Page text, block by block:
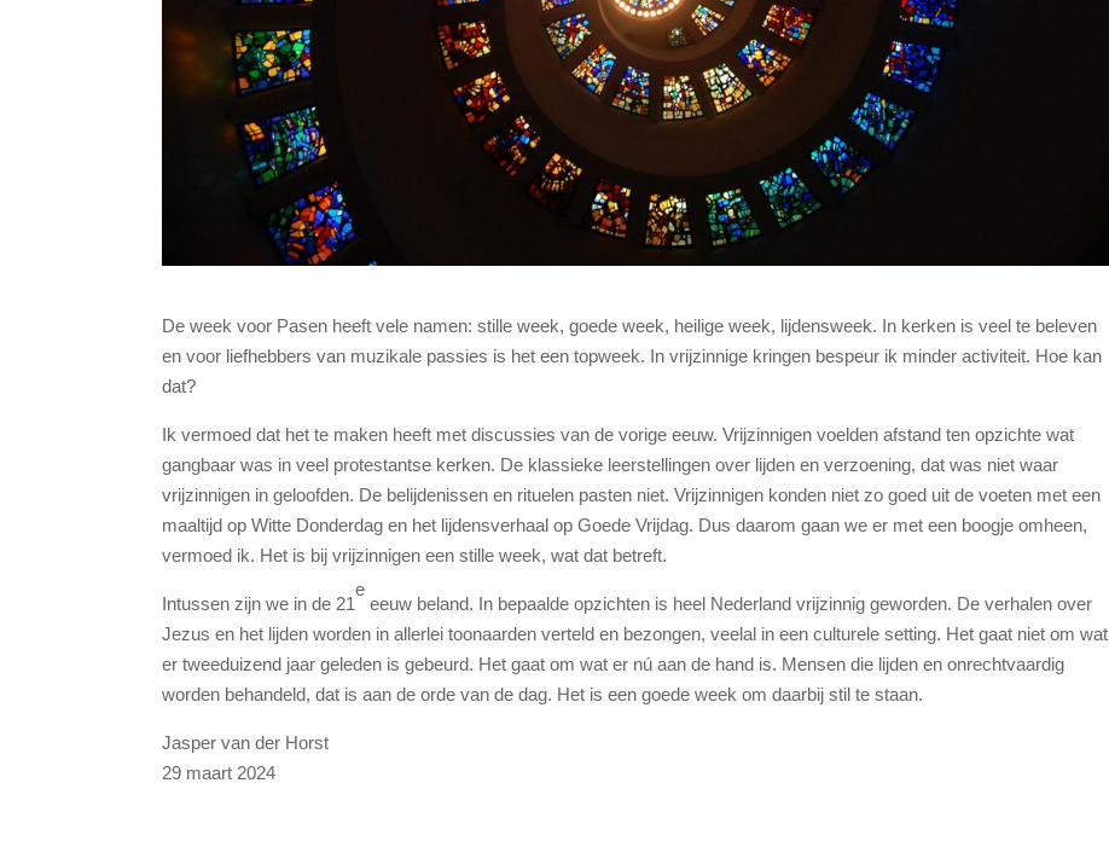
De week voor Pasen heeft vele namen: stille week, goede week, heilige week, lijdensweek. In kerken is veel te beleven
en voor liefhebbers van muzikale passies is het een topweek. In vrijzinnige kringen bespeur ik minder activiteit. Hoe kan
dat?
Ik vermoed dat het te maken heeft met discussies van de vorige eeuw. Vrijzinnigen voelden afstand ten opzichte wat
gangbaar was in veel protestantse kerken. De klassieke leerstellingen over lijden en verzoening, dat was niet waar
vrijzinnigen in geloofden. De belijdenissen en rituelen pasten niet. Vrijzinnigen konden niet zo goed uit de voeten met een
maaltijd op Witte Donderdag en het lijdensverhaal op Goede Vrijdag. Dus daarom gaan we er met een boogje omheen,
vermoed ik. Het is bij vrijzinnigen een stille week, wat dat betreft.
Intussen zijn we in de 21
e
eeuw beland. In bepaalde opzichten is heel Nederland vrijzinnig geworden. De verhalen over
Jezus en het lijden worden in allerlei toonaarden verteld en bezongen, veelal in een culturele setting. Het gaat niet om wat
er tweeduizend jaar geleden is gebeurd. Het gaat om wat er nú aan de hand is. Mensen die lijden en onrechtvaardig
worden behandeld, dat is aan de orde van de dag. Het is een goede week om daarbij stil te staan.
Jasper van der Horst
29 maart 2024